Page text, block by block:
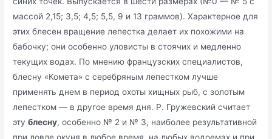
массой 2,15; 3,5; 4,5; 5,5, 9 и 13 граммов). Характерное для
этих блесен вращение лепестка делает их похожими на
бабочку; они особенно уловисты в стоячих и медленно
текущих водах. По мнению французских специалистов,
блесну «Комета» с серебряным лепестком лучше
применять днем в период охоты хищных рыб, с золотым
лепестком — в другое время дня. Р. Гружевский считает
этублесну, особенно № 2 и № 3, наиболее результативной
при ловле окуня в любое время, на любых водоемах и при